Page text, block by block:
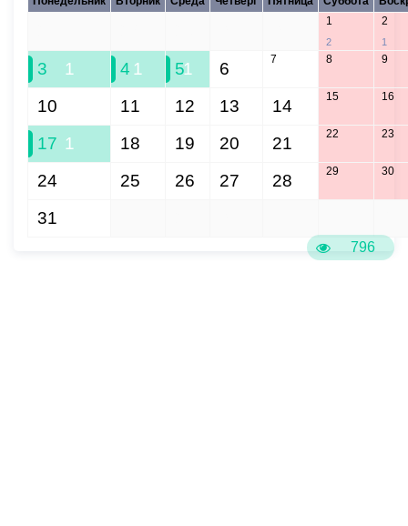
796
1
2
2
1
3 1 4 1 51 6 7 8 9
10 11 12 13 14 15 16
17 1 18 19 20 21 22 23
24 25 26 27 28 29 30
31